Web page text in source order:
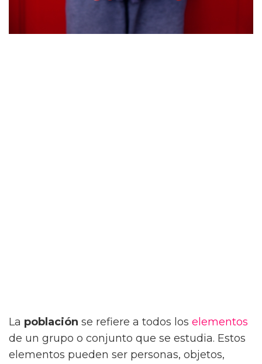
La población se refiere a todos los elementos
de un grupo o conjunto que se estudia. Estos
elementos pueden ser personas, objetos,